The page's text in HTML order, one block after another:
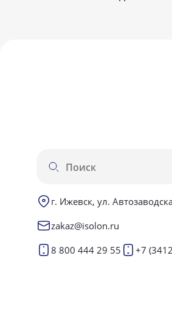
г. Ижевск, ул.
zakaz@isolon.ru
8 800 444 29 55
+7